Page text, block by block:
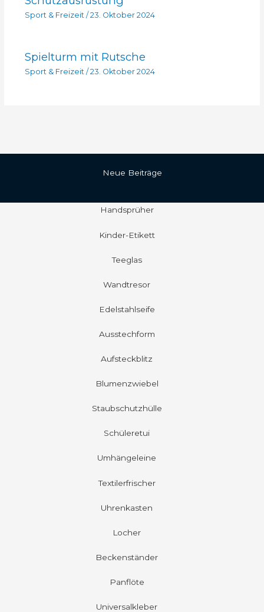
Sport & Freizeit/ 23. Oktober 2024
Spielturm mit Rutsche
Sport & Freizeit/ 23. Oktober 2024
Neue Beiträge
Handsprüher
Kinder-Etikett
Teeglas
Wandtresor
Edelstahlseife
Ausstechform
Aufsteckblitz
Blumenzwiebel
Staubschutzhülle
Schüleretui
Umhängeleine
Textilerfrischer
Uhrenkasten
Locher
Beckenständer
Panflöte
Universalkleber